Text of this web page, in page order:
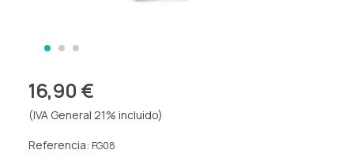
16,90 €
(IVA General 21% incluido)
Referencia: FG08